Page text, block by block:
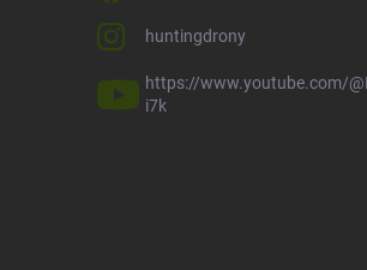
huntingdrony
https://www.youtube.com/
i7k